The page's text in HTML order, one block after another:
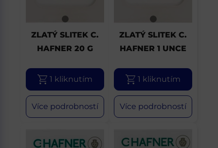
ZLATÝ SLITEK C.
HAFNER 20 G
1 kliknutím
Více podrobností
ZLATÝ SLITEK C.
HAFNER 1 UNCE
1 kliknutím
Více podrobností